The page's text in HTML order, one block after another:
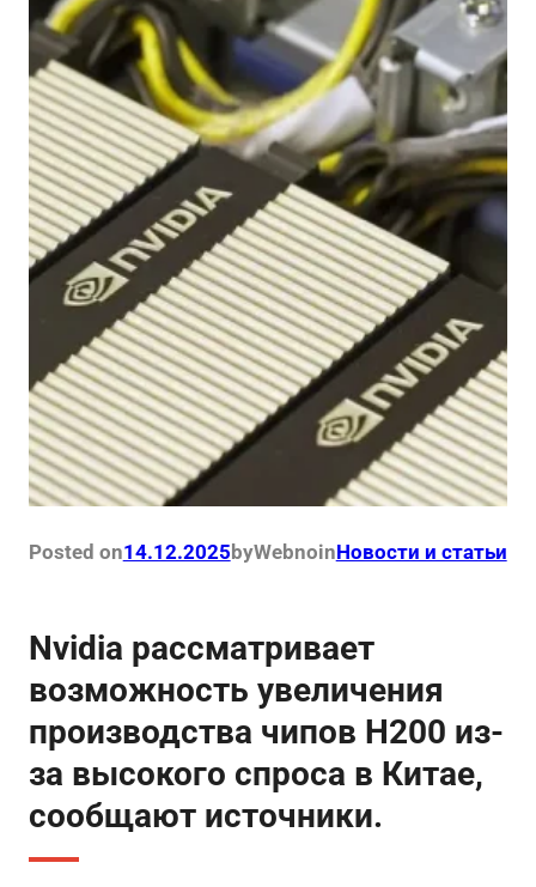
Posted on14.12.2025 byWebnoinНовости и статьи
Nvidia рассматривает
возможность увеличения
производства чипов H200 из-
за высокого спроса в Китае,
сообщают источники.